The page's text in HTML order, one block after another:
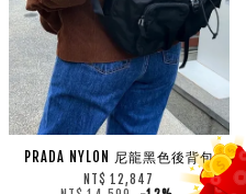
PRADA NYLON 尼龍黑色後背包
NT$ 12,847